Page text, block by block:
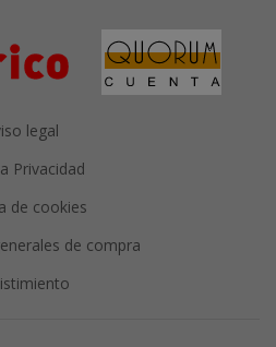
legal
Privacidad
de cookies
de compra